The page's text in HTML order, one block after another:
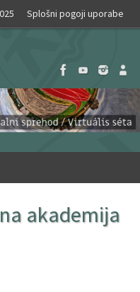
Splošni pogoji uporabe
akademija